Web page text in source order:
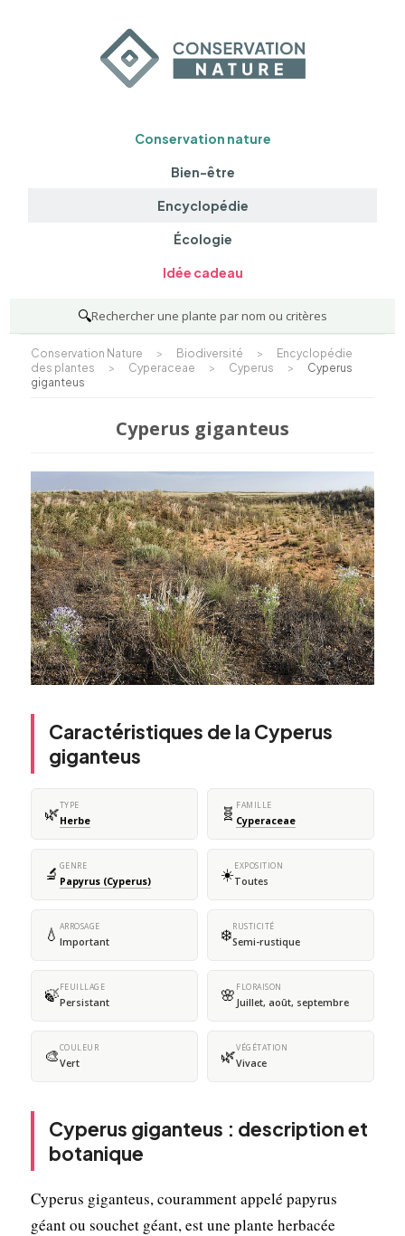
Conservation nature
Bien-être
Encyclopédie
Écologie
Idée cadeau
🔍Rechercher une plante par nom ou critères
Conservation Nature > Biodiversité >
Encyclopédie
des plantes
> Cyperaceae > Cyperus >
Cyperus
giganteus
Cyperus giganteus
Caractéristiques de la Cyperus
giganteus
🌿TYPE
Herbe 🧬 FAMILLE
Cyperaceae
🔬 GENRE
Papyrus (Cyperus) ☀️EXPOSITION
Toutes
💧 ARROSAGE
Important ❄️RUSTICITÉ
Semi-rustique
🍃FEUILLAGE
Persistant 🌸 FLORAISON
Juillet, août, septembre
🎨COULEUR
Vert 🌿VÉGÉTATION
Vivace
Cyperus giganteus : description et
botanique
Cyperus giganteus, couramment appelé papyrus
géant ou souchet géant, est une plante herbacée